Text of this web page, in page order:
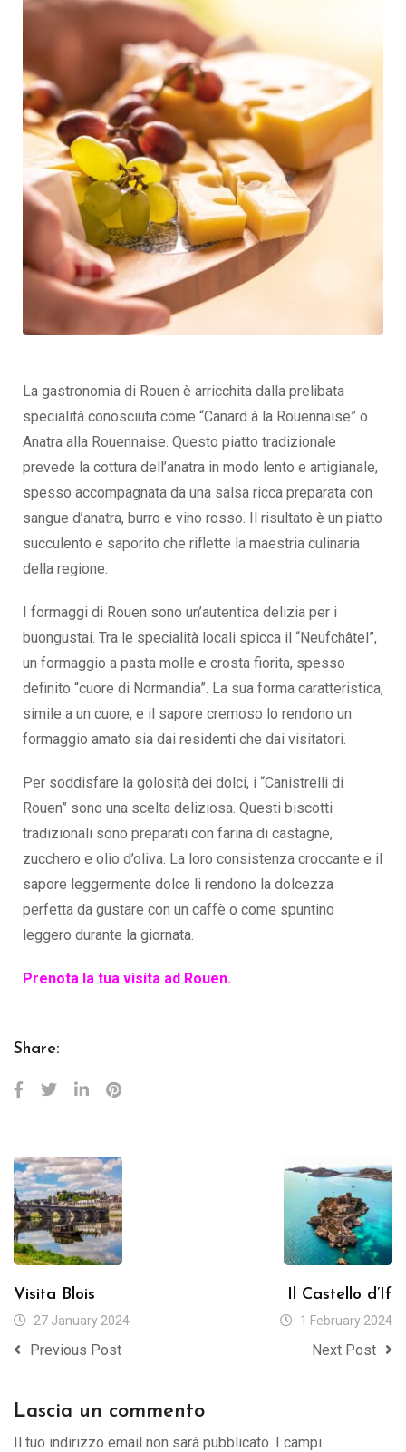
La gastronomia di Rouen è arricchita dalla prelibata
specialità conosciuta come “Canard à la Rouennaise” o
Anatra alla Rouennaise. Questo piatto tradizionale
prevede la cottura dell’anatra in modo lento e artigianale,
spesso accompagnata da una salsa ricca preparata con
sangue d’anatra, burro e vino rosso. Il risultato è un piatto
succulento e saporito che riflette la maestria culinaria
della regione.
I formaggi di Rouen sono un’autentica delizia per i
buongustai. Tra le specialità locali spicca il “Neufchâtel”,
un formaggio a pasta molle e crosta fiorita, spesso
definito “cuore di Normandia”. La sua forma caratteristica,
simile a un cuore, e il sapore cremoso lo rendono un
formaggio amato sia dai residenti che dai visitatori.
Per soddisfare la golosità dei dolci, i “Canistrelli di
Rouen” sono una scelta deliziosa. Questi biscotti
tradizionali sono preparati con farina di castagne,
zucchero e olio d’oliva. La loro consistenza croccante e il
sapore leggermente dolce li rendono la dolcezza
perfetta da gustare con un caffè o come spuntino
leggero durante la giornata.
Prenota la tua visita ad Rouen.
Share:
Visita Blois
27 January 2024
Previous Post
Il Castello d’If
1 February 2024
Next Post
Lascia un commento
Il tuo indirizzo email non sarà pubblicato. I campi